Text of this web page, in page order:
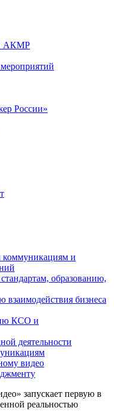
АКМР
России»
коммуникациям и
образованию,
взаимодействия бизнеса
КСО и
деятельности
видео
запускает первую в
реальностью